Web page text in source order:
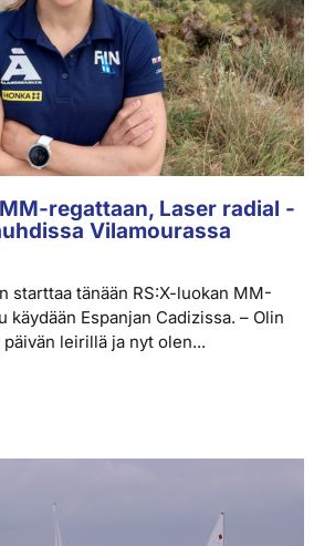
regattaan, Laser radial -
Vilamourassa
starttaa tänään RS:X-luokan MM-
käydään Espanjan Cadizissa. – Olin
päivän leirillä ja nyt olen...